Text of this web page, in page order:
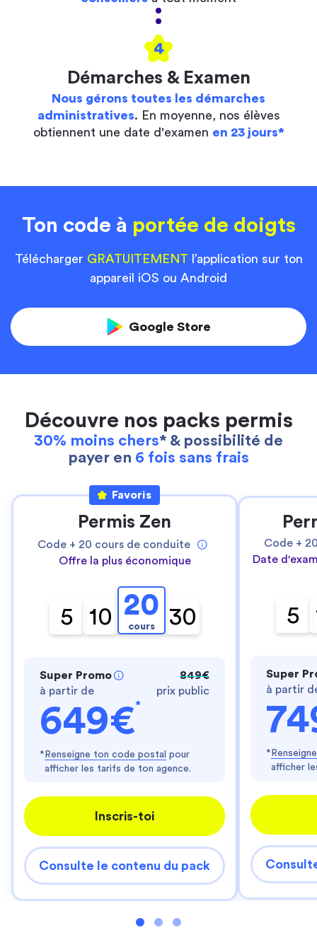
4
Démarches & Examen
Nous gérons toutes les démarches
administratives. En moyenne, nos élèves
obtiennent une date d'examen en 23 jours*
Ton code à portée de doigts
Télécharger GRATUITEMENT l’application sur ton
appareil iOS ou Android
Google Store
Découvre nos packs permis
30% moins chers* & possibilité de
payer en 6 fois sans frais
Favoris
Permis Zen
Code + 20 cours de conduite
Offre la plus économique
5 10 20
cours 30
Super Promo
à partir de
649€*
849€
prix public
* Renseigne ton code postal pour
afficher les tarifs de ton agence.
Inscris-toi
Consulte le contenu du pack
Code +
Date
5
Super
à partir
*
afficher